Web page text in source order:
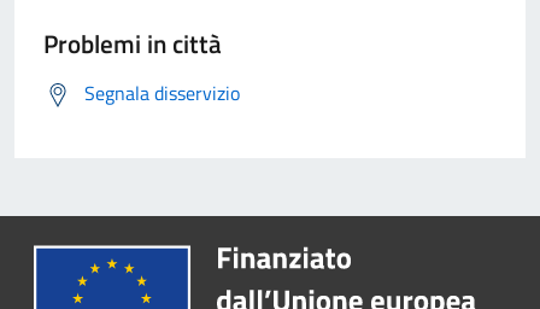
Problemi in città
Segnala disservizio